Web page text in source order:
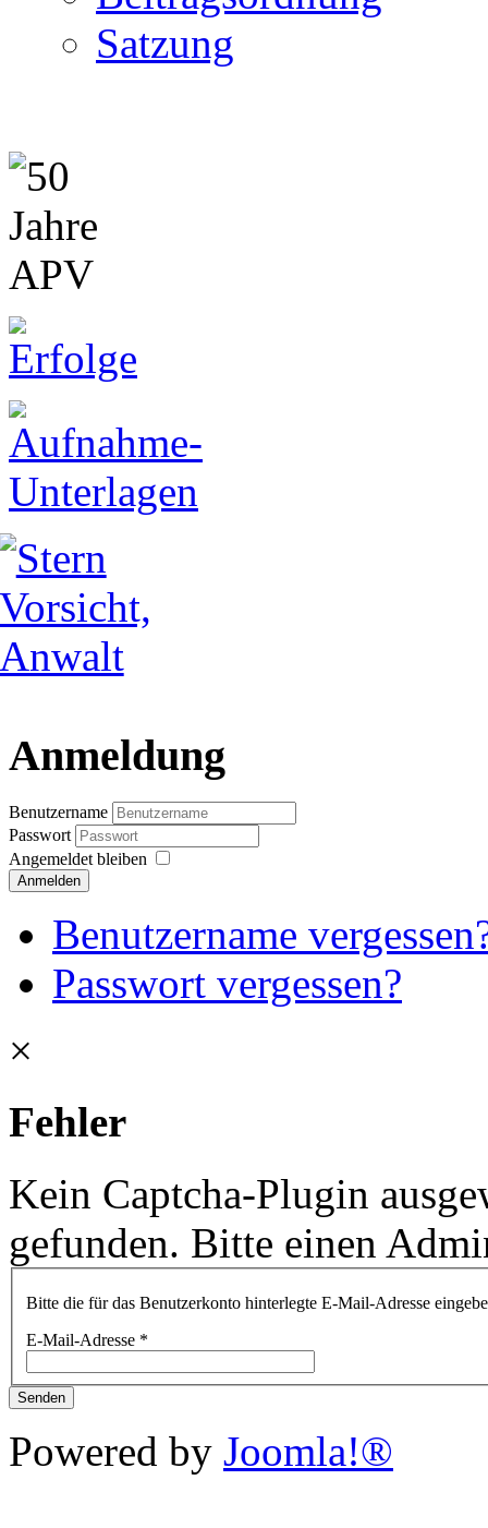
Satzung
Anmeldung
Benutzername
Passwort
Angemeldet bleiben
Anmelden
Benutzername
Passwort vergessen?
×
Fehler
Kein Captcha-Plugin
gefunden. Bitte einen
Bitte die für das Benutzerkonto hinterlegte E-Mail-Adresse
E-Mail-Adresse *
Senden
Powered by Joomla!®